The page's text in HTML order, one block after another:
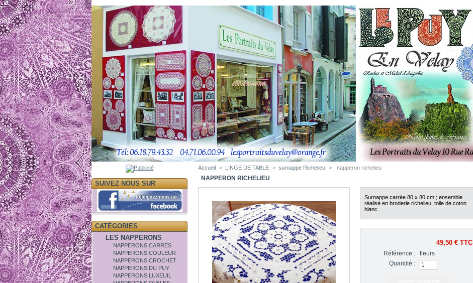
SUIVEZ NOUS SUR
CATÉGORIES
LES NAPPERONS
NAPPERONS CARRES
NAPPERONS COULEUR
NAPPERONS CROCHET
NAPPERONS DU PUY
NAPPERONS LUXEUIL
Accueil > LINGE DE TABLE > surnappe Richelieu > napperon richelieu
NAPPERON RICHELIEU
Surnappe carrée 80 x 80 cm ; ensemble
réalisé en broderie richelieu, toile de coton
blanc
49,50 €TTC
Référence :
fleurs
Quantité :